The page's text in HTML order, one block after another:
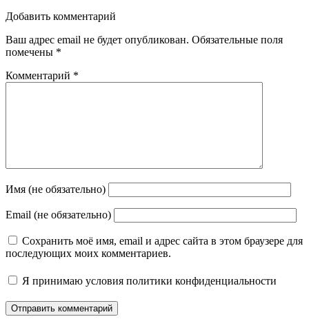
Добавить комментарий
Ваш адрес email не будет опубликован. Обязательные поля
помечены *
Комментарий *
Имя (не обязательно)
Email (не обязательно)
Сохранить моё имя, email и адрес сайта в этом браузере для
последующих моих комментариев.
Я принимаю условия политики конфиденциальности